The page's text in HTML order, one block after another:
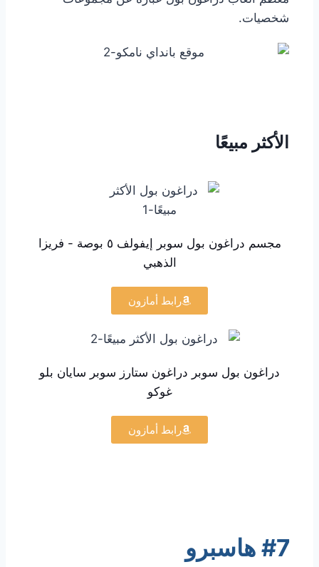
شخصيات.
الأكثر مبيعًا
مجسم دراغون بول سوبر إيفولف ٥ بوصة - فريزا
الذهبي
رابط أمازون
دراغون بول سوبر دراغون ستارز سوبر سايان بلو
غوكو
رابط أمازون
#7 هاسبرو